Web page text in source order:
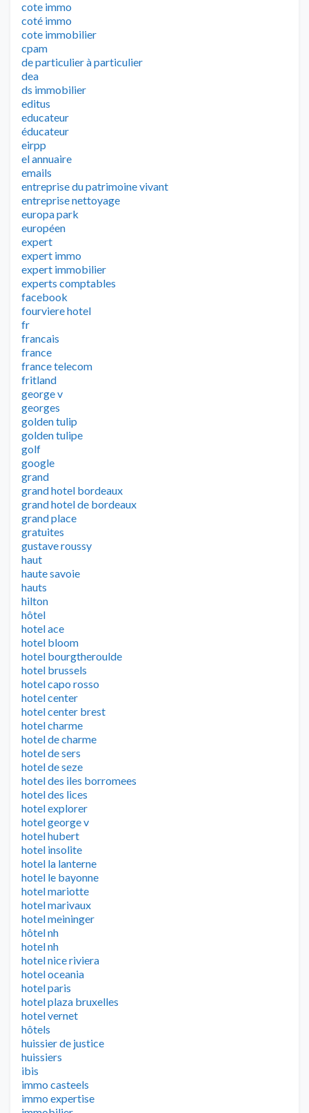
cote immo
coté immo
cote immobilier
cpam
de particulier à particulier
dea
ds immobilier
editus
educateur
éducateur
eirpp
el annuaire
emails
entreprise du patrimoine vivant
entreprise nettoyage
europa park
européen
expert
expert immo
expert immobilier
experts comptables
facebook
fourviere hotel
fr
francais
france
france telecom
fritland
george v
georges
golden tulip
golden tulipe
golf
google
grand
grand hotel bordeaux
grand hotel de bordeaux
grand place
gratuites
gustave roussy
haut
haute savoie
hauts
hilton
hôtel
hotel ace
hotel bloom
hotel bourgtheroulde
hotel brussels
hotel capo rosso
hotel center
hotel center brest
hotel charme
hotel de charme
hotel de sers
hotel de seze
hotel des iles borromees
hotel des lices
hotel explorer
hotel george v
hotel hubert
hotel insolite
hotel la lanterne
hotel le bayonne
hotel mariotte
hotel marivaux
hotel meininger
hôtel nh
hotel nh
hotel nice riviera
hotel oceania
hotel paris
hotel plaza bruxelles
hotel vernet
hôtels
huissier de justice
huissiers
ibis
immo casteels
immo expertise